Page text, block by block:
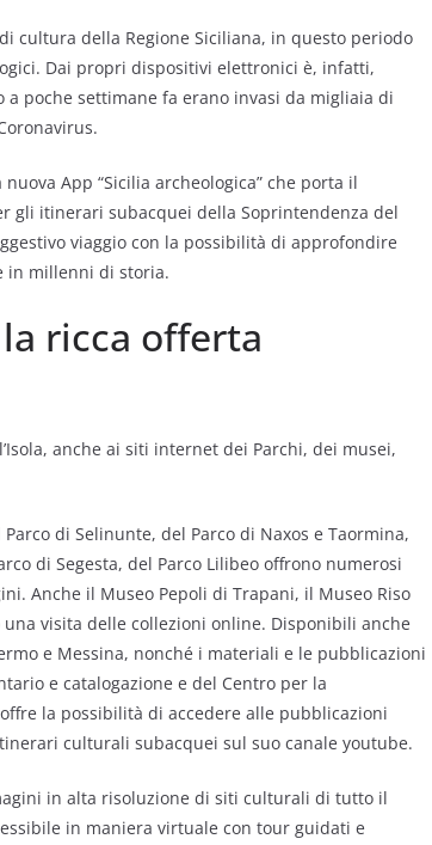
cultura della Regione Siciliana, in questo periodo
Dai propri dispositivi elettronici è, infatti,
poche settimane fa erano invasi da migliaia di
App “Sicilia archeologica” che porta il
gli itinerari subacquei della Soprintendenza del
viaggio con la possibilità di approfondire
in millenni di storia.
ricca offerta
anche ai siti internet dei Parchi, dei musei,
di Selinunte, del Parco di Naxos e Taormina,
di Segesta, del Parco Lilibeo offrono numerosi
Anche il Museo Pepoli di Trapani, il Museo Riso
una visita delle collezioni online. Disponibili anche
e Messina, nonché i materiali e le pubblicazioni
e catalogazione e del Centro per la
la possibilità di accedere alle pubblicazioni
culturali subacquei sul suo canale youtube.
in alta risoluzione di siti culturali di tutto il
in maniera virtuale con tour guidati e